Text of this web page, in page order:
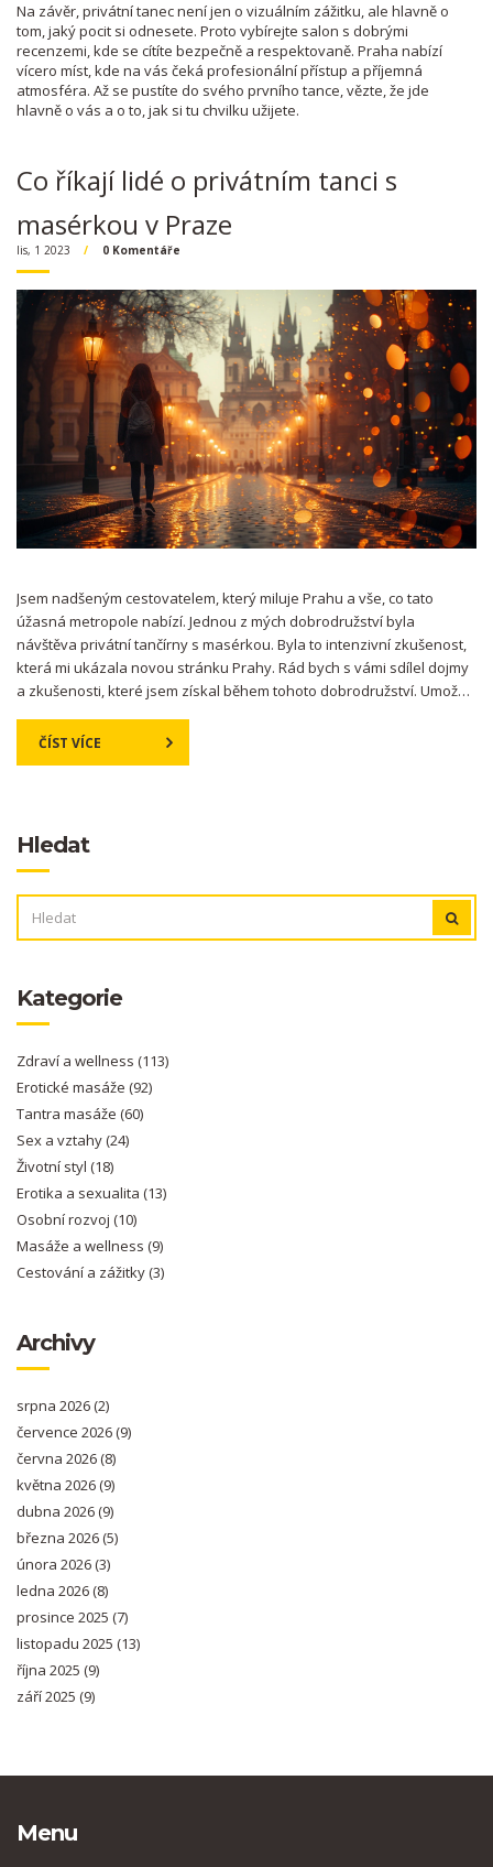
Na závěr, privátní tanec není jen o vizuálním zážitku, ale hlavně o
tom, jaký pocit si odnesete. Proto vybírejte salon s dobrými
recenzemi, kde se cítíte bezpečně a respektovaně. Praha nabízí
vícero míst, kde na vás čeká profesionální přístup a příjemná
atmosféra. Až se pustíte do svého prvního tance, vězte, že jde
hlavně o vás a o to, jak si tu chvilku užijete.
Co říkají lidé o privátním tanci s
masérkou v Praze
lis, 1 2023 0 Komentáře
Jsem nadšeným cestovatelem, který miluje Prahu a vše, co tato
úžasná metropole nabízí. Jednou z mých dobrodružství byla
návštěva privátní tančírny s masérkou. Byla to intenzivní zkušenost,
která mi ukázala novou stránku Prahy. Rád bych s vámi sdílel dojmy
a zkušenosti, které jsem získal během tohoto dobrodružství. Umožní
ČÍST VÍCE
Hledat
Kategorie
Zdraví a wellness (113)
Erotické masáže (92)
Tantra masáže (60)
Sex a vztahy(24)
Životní styl (18)
Erotika a sexualita (13)
Osobní rozvoj (10)
Masáže a wellness (9)
Cestování a zážitky(3)
Archivy
srpna 2026(2)
července 2026(9)
června 2026(8)
května 2026(9)
dubna 2026(9)
března 2026(5)
února 2026(3)
ledna 2026(8)
prosince 2025 (7)
listopadu 2025 (13)
října 2025 (9)
září 2025 (9)
Menu